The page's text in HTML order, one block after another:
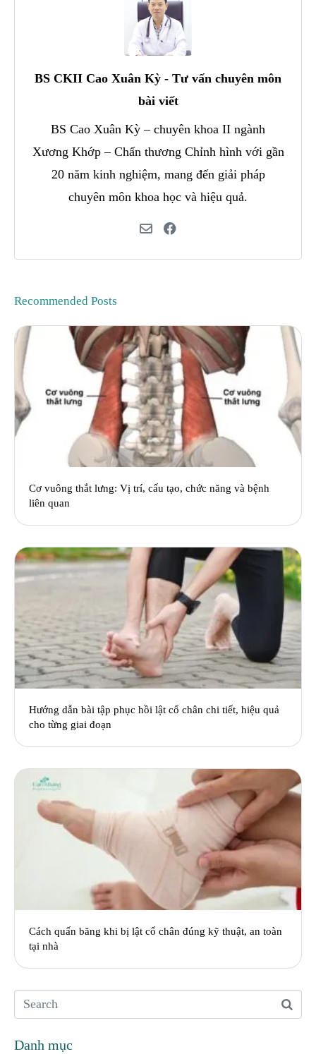
BS CKII Cao Xuân Kỳ - Tư vấn chuyên môn
bài viết
BS Cao Xuân Kỳ – chuyên khoa II ngành
Xương Khớp – Chấn thương Chỉnh hình với gần
20 năm kinh nghiệm, mang đến giải pháp
chuyên môn khoa học và hiệu quả.
Recommended Posts
Cơ vuông thắt lưng: Vị trí, cấu tạo, chức năng và bệnh
liên quan
Hướng dẫn bài tập phục hồi lật cổ chân chi tiết, hiệu quả
cho từng giai đoạn
Cách quấn băng khi bị lật cổ chân đúng kỹ thuật, an toàn
tại nhà
Danh mục